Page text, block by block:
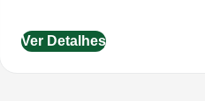
Ver Detalhes